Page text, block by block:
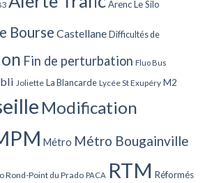
Arenc Le Silo
Bourse Castellane Difficultés de
Fin de perturbation Fluo Bus
Joliette La Blancarde Lycée St Exupéry M2
Modification
Métro Métro Bougainville
Rond-Point du Prado PACA RTM Réformés